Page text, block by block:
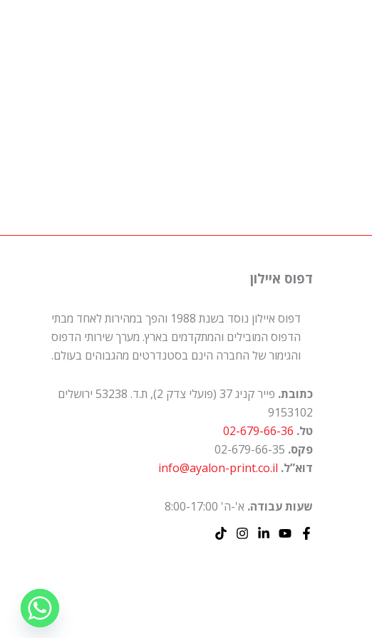
דפוס איילון
דפוס איילון נוסד בשנת 1988 והפך במהירות לאחד מבתי
הדפוס המובילים והמתקדמים בארץ. מערך שירותי הדפוס
והגימור של החברה הינם בסטנדרטים מהגבוהים בעולם.
כתובת.
פייר קניג 37 (פועלי צדק 2), ת.ד. 53238 ירושלים
9153102
טל. 02-679-66-36
פקס.
דוא”ל. info@ayalon-print.co.il
שעות עבודה. א'-ה' 8:00-17:00